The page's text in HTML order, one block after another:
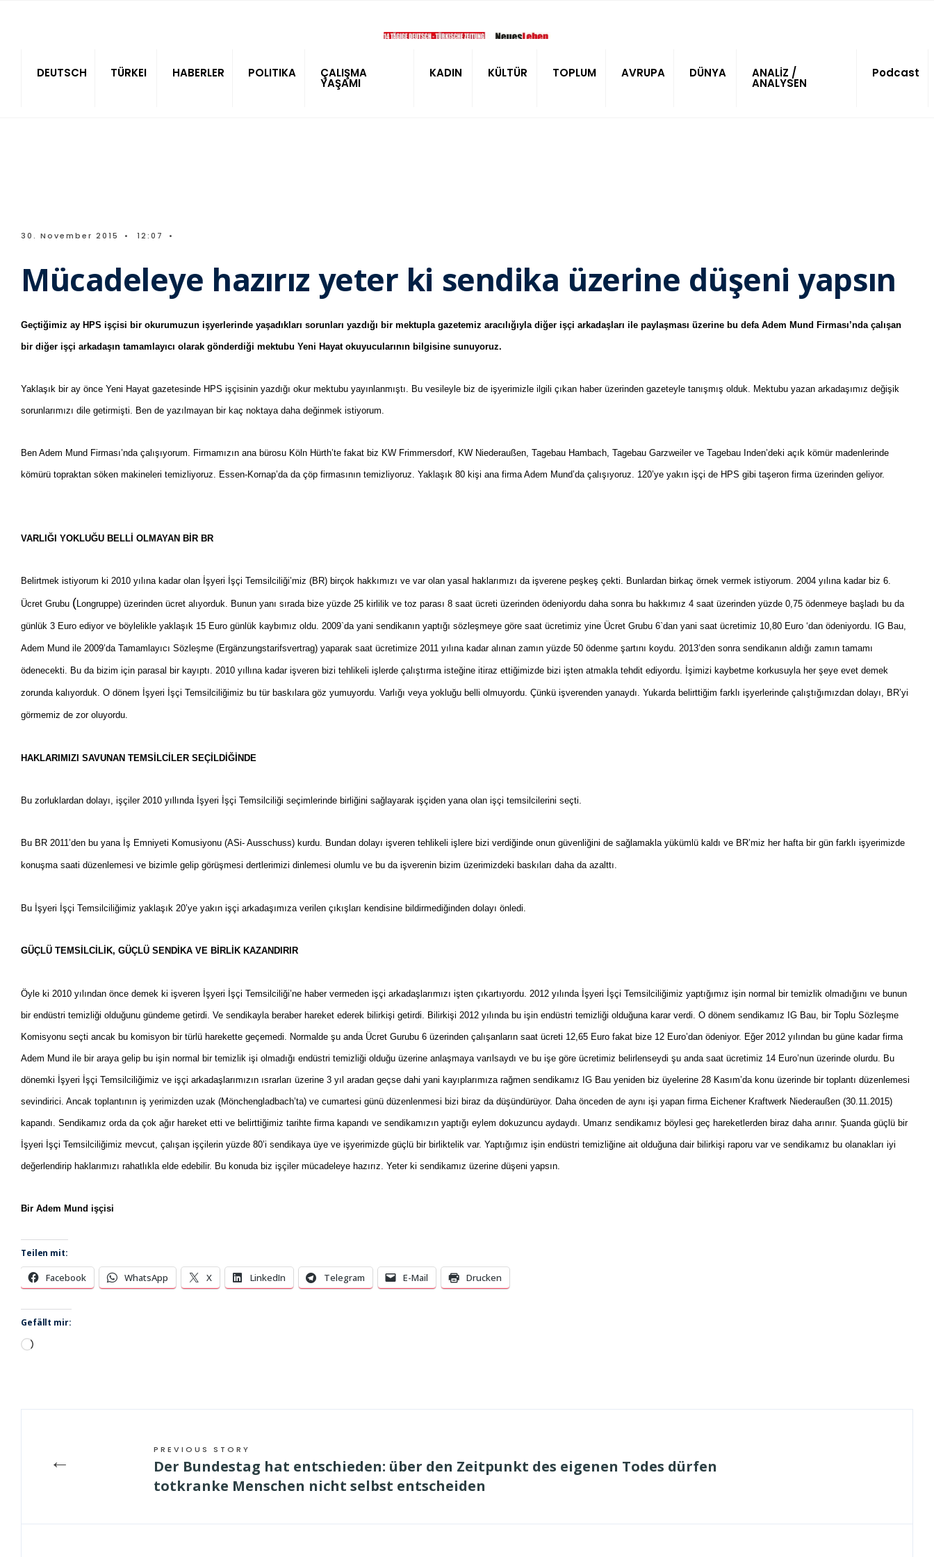
DEUTSCH TÜRKEI HABERLER POLITIKA ÇALIŞMA
YAŞAMI
KADIN KÜLTÜR TOPLUM AVRUPA DÜNYA ANALİZ /
ANALYSEN
Podcast
30. November 2015 • 12:07 •
Mücadeleye hazırız yeter ki sendika üzerine düşeni yapsın
Geçtiğimiz ay HPS işçisi bir okurumuzun işyerlerinde yaşadıkları sorunları yazdığı bir mektupla gazetemiz aracılığıyla diğer işçi arkadaşları ile paylaşması üzerine bu defa Adem Mund Firması’nda çalışan
bir diğer işçi arkadaşın tamamlayıcı olarak gönderdiği mektubu Yeni Hayat okuyucularının bilgisine sunuyoruz.
Yaklaşık bir ay önce Yeni Hayat gazetesinde HPS işçisinin yazdığı okur mektubu yayınlanmıştı. Bu vesileyle biz de işyerimizle ilgili çıkan haber üzerinden gazeteyle tanışmış olduk. Mektubu yazan arkadaşımız değişik
sorunlarımızı dile getirmişti. Ben de yazılmayan bir kaç noktaya daha değinmek istiyorum.
Ben Adem Mund Firması’nda çalışıyorum. Firmamızın ana bürosu Köln Hürth’te fakat biz KW Frimmersdorf, KW Niederaußen, Tagebau Hambach, Tagebau Garzweiler ve Tagebau Inden’deki açık kömür madenlerinde
kömürü topraktan söken makineleri temizliyoruz. Essen-Kornap’da da çöp firmasının temizliyoruz. Yaklaşık 80 kişi ana firma Adem Mund’da çalışıyoruz. 120’ye yakın işçi de HPS gibi taşeron firma üzerinden geliyor.
VARLIĞI YOKLUĞU BELLİ OLMAYAN BİR BR
Belirtmek istiyorum ki 2010 yılına kadar olan İşyeri İşçi Temsilciliği’miz (BR) birçok hakkımızı ve var olan yasal haklarımızı da işverene peşkeş çekti. Bunlardan birkaç örnek vermek istiyorum. 2004 yılına kadar biz 6.
Ücret Grubu (Longruppe) üzerinden ücret alıyorduk. Bunun yanı sırada bize yüzde 25 kirlilik ve toz parası 8 saat ücreti üzerinden ödeniyordu daha sonra bu hakkımız 4 saat üzerinden yüzde 0,75 ödenmeye başladı bu da
günlük 3 Euro ediyor ve böylelikle yaklaşık 15 Euro günlük kaybımız oldu. 2009`da yani sendikanın yaptığı sözleşmeye göre saat ücretimiz yine Ücret Grubu 6`dan yani saat ücretimiz 10,80 Euro ‘dan ödeniyordu. IG Bau,
Adem Mund ile 2009’da Tamamlayıcı Sözleşme (Ergänzungstarifsvertrag) yaparak saat ücretimize 2011 yılına kadar alınan zamın yüzde 50 ödenme şartını koydu. 2013’den sonra sendikanın aldığı zamın tamamı
ödenecekti. Bu da bizim için parasal bir kayıptı. 2010 yıllına kadar işveren bizi tehlikeli işlerde çalıştırma isteğine itiraz ettiğimizde bizi işten atmakla tehdit ediyordu. İşimizi kaybetme korkusuyla her şeye evet demek
zorunda kalıyorduk. O dönem İşyeri İşçi Temsilciliğimiz bu tür baskılara göz yumuyordu. Varlığı veya yokluğu belli olmuyordu. Çünkü işverenden yanaydı. Yukarda belirttiğim farklı işyerlerinde çalıştığımızdan dolayı, BR’yi
görmemiz de zor oluyordu.
HAKLARIMIZI SAVUNAN TEMSİLCİLER SEÇİLDİĞİNDE
Bu zorluklardan dolayı, işçiler 2010 yıllında İşyeri İşçi Temsilciliği seçimlerinde birliğini sağlayarak işçiden yana olan işçi temsilcilerini seçti.
Bu BR 2011’den bu yana İş Emniyeti Komusiyonu (ASi- Ausschuss) kurdu. Bundan dolayı işveren tehlikeli işlere bizi verdiğinde onun güvenliğini de sağlamakla yükümlü kaldı ve BR’miz her hafta bir gün farklı işyerimizde
konuşma saati düzenlemesi ve bizimle gelip görüşmesi dertlerimizi dinlemesi olumlu ve bu da işverenin bizim üzerimizdeki baskıları daha da azalttı.
Bu İşyeri İşçi Temsilciliğimiz yaklaşık 20’ye yakın işçi arkadaşımıza verilen çıkışları kendisine bildirmediğinden dolayı önledi.
GÜÇLÜ TEMSİLCİLİK, GÜÇLÜ SENDİKA VE BİRLİK KAZANDIRIR
Öyle ki 2010 yılından önce demek ki işveren İşyeri İşçi Temsilciliği’ne haber vermeden işçi arkadaşlarımızı işten çıkartıyordu. 2012 yılında İşyeri İşçi Temsilciliğimiz yaptığımız işin normal bir temizlik olmadığını ve bunun
bir endüstri temizliği olduğunu gündeme getirdi. Ve sendikayla beraber hareket ederek bilirkişi getirdi. Bilirkişi 2012 yılında bu işin endüstri temizliği olduğuna karar verdi. O dönem sendikamız IG Bau, bir Toplu Sözleşme
Komisyonu seçti ancak bu komisyon bir türlü harekette geçemedi. Normalde şu anda Ücret Gurubu 6 üzerinden çalışanların saat ücreti 12,65 Euro fakat bize 12 Euro’dan ödeniyor. Eğer 2012 yılından bu güne kadar firma
Adem Mund ile bir araya gelip bu işin normal bir temizlik işi olmadığı endüstri temizliği olduğu üzerine anlaşmaya varılsaydı ve bu işe göre ücretimiz belirlenseydi şu anda saat ücretimiz 14 Euro’nun üzerinde olurdu. Bu
dönemki İşyeri İşçi Temsilciliğimiz ve işçi arkadaşlarımızın ısrarları üzerine 3 yıl aradan geçse dahi yani kayıplarımıza rağmen sendikamız IG Bau yeniden biz üyelerine 28 Kasım’da konu üzerinde bir toplantı düzenlemesi
sevindirici. Ancak toplantının iş yerimizden uzak (Mönchengladbach’ta) ve cumartesi günü düzenlenmesi bizi biraz da düşündürüyor. Daha önceden de aynı işi yapan firma Eichener Kraftwerk Niederaußen (30.11.2015)
kapandı. Sendikamız orda da çok ağır hareket etti ve belirttiğimiz tarihte firma kapandı ve sendikamızın yaptığı eylem dokuzuncu aydaydı. Umarız sendikamız böylesi geç hareketlerden biraz daha arınır. Şuanda güçlü bir
İşyeri İşçi Temsilciliğimiz mevcut, çalışan işçilerin yüzde 80’i sendikaya üye ve işyerimizde güçlü bir birliktelik var. Yaptığımız işin endüstri temizliğine ait olduğuna dair bilirkişi raporu var ve sendikamız bu olanakları iyi
değerlendirip haklarımızı rahatlıkla elde edebilir. Bu konuda biz işçiler mücadeleye hazırız. Yeter ki sendikamız üzerine düşeni yapsın.
Bir Adem Mund işçisi
Teilen mit:
Facebook WhatsApp X LinkedIn Telegram E-Mail Drucken
Gefällt mir:
Wird
← PREVIOUS STORY
Der Bundestag hat entschieden: über den Zeitpunkt des eigenen Todes dürfen
totkranke Menschen nicht selbst entscheiden